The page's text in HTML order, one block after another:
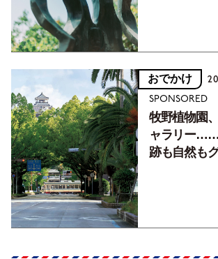
おでかけ
SPONSORED
牧野植物園
ャラリー……
跡も自然も